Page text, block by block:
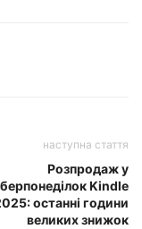
наступна стаття
Розпродаж у
Kindle
останні години
великих знижок